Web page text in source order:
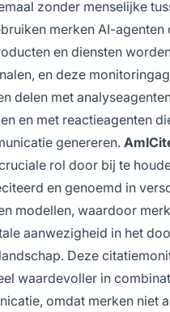
zonder menselijke
merken AI-agenten
en diensten
en deze
delen met
en met reactieagenten
genereren.
rol door bij te
en genoemd in
modellen, waardoor
aanwezigheid in het
Deze
waardevoller in
omdat merken niet